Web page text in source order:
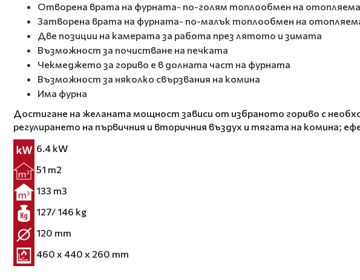
Отворена врата на фурната- по-голям топлообмен на
Затворена врата на фурната- по-малък топлообмен на
Две позиции на камерата за работа през лятото и зимата
Възможност за почистване на печката
Чекмеджето за гориво е в долната част на фурната
Възможност за няколко свързвания на комина
Има фурна
Достигане на желаната мощност зависи от избраното гориво с
регулирането на първичния и вторичния въздух и тягата на комина;
6.4 kW
51 m2
133 m3
127/ 146 kg
120 mm
460 x 440 x 260 mm